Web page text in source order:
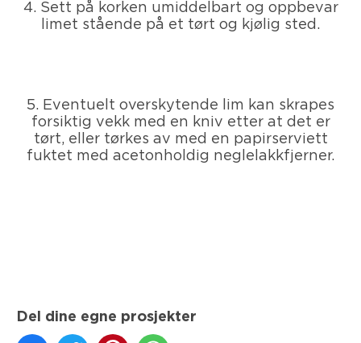
4. Sett på korken umiddelbart og oppbevar
limet stående på et tørt og kjølig sted.
5. Eventuelt overskytende lim kan skrapes
forsiktig vekk med en kniv etter at det er
tørt, eller tørkes av med en papirserviett
fuktet med acetonholdig neglelakkfjerner.
Del dine egne prosjekter